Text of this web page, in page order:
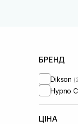
БРЕНД
Dikson
Hypno
ЦІНА